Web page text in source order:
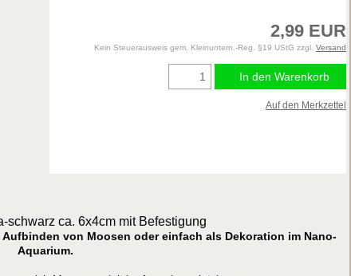
2,99 EUR
Kein Steuerausweis gem. Kleinuntern.-Reg. §19 UStG zzgl. Versand
In den Warenkorb
Auf den Merkzettel
schwarz ca. 6x4cm mit Befestigung
von Moosen oder einfach als Dekoration im Nano-
Aquarium.